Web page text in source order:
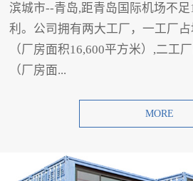
滨城市--青岛,距青岛国际机场不
利。公司拥有两大工厂，一工厂
（厂房面积16,600平方米）,二工
（厂房面...
MORE